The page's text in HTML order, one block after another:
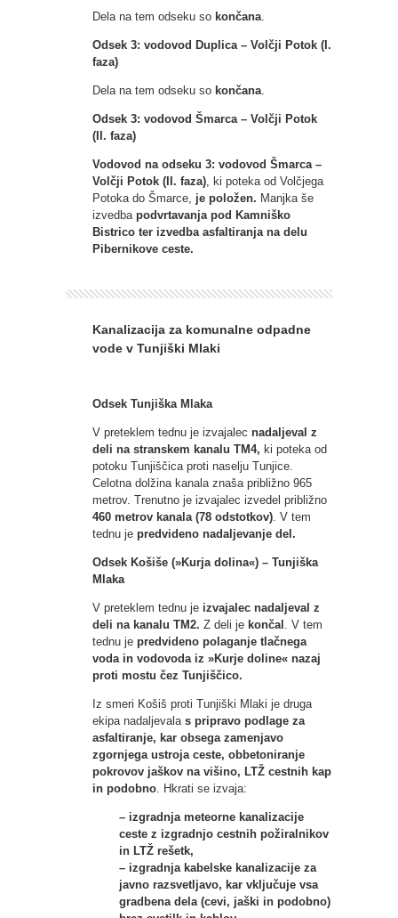
Dela na tem odseku so končana
Odsek 3: vodovod Duplica – Volčji Potok (I.
faza)
Dela na tem odseku so končana
Odsek 3: vodovod Šmarca – Volčji Potok
(II. faza)
Vodovod na odseku 3: vodovod Šmarca –
Volčji Potok (II. faza) , ki poteka od Volčjega
Potoka do Šmarce, je položen. Manjka še
izvedba podvrtavanja pod Kamniško
Bistrico ter izvedba asfaltiranja na delu
Pibernikove ceste.
Kanalizacija za komunalne odpadne
vode v Tunjiški Mlaki
Odsek Tunjiška Mlaka
V preteklem tednu je izvajalec nadaljeval z
deli na stranskem kanalu TM4, ki poteka od
potoku Tunjiščica proti naselju Tunjice.
Celotna dolžina kanala znaša približno 965
metrov. Trenutno je izvajalec izvedel približno
460 metrov kanala (78 odstotkov) . V tem
tednu je predvideno nadaljevanje del.
Odsek Košiše (»Kurja dolina«) – Tunjiška
Mlaka
V preteklem tednu je izvajalec nadaljeval z
deli na kanalu TM2. Z deli je končal . V tem
tednu je predvideno polaganje tlačnega
voda in vodovoda iz »Kurje doline« nazaj
proti mostu čez Tunjiščico.
Iz smeri Košiš proti Tunjiški Mlaki je druga
ekipa nadaljevala s pripravo podlage za
asfaltiranje, kar obsega zamenjavo
zgornjega ustroja ceste, obbetoniranje
pokrovov jaškov na višino, LTŽ cestnih kap
in podobno . Hkrati se izvaja:
– izgradnja meteorne kanalizacije
ceste z izgradnjo cestnih požiralnikov
in LTŽ rešetk,
– izgradnja kabelske kanalizacije za
javno razsvetljavo, kar vključuje vsa
gradbena dela (cevi, jaški in podobno)